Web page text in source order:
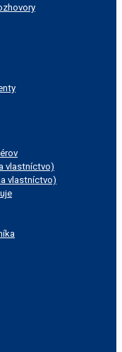
vlastníctvo)
vlastníctvo)